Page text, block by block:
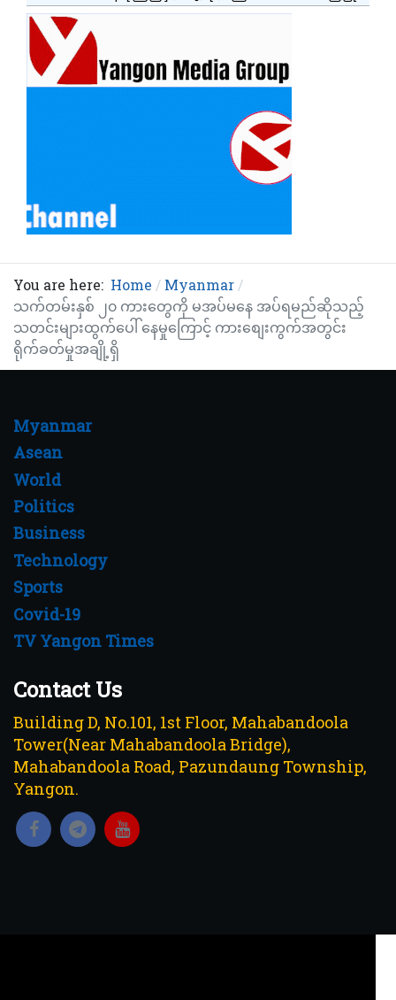
You are here: Home
Myanmar
သက်တမ်းနှစ် ၂၀ ကားတွေကို မအပ်မနေ အပ်ရမည်ဆိုသည့်
သတင်းများထွက်ပေါ် နေမှုကြောင့် ကားစျေးကွက်အတွင်း
ရိုက်ခတ်မှုအချို့ရှိ
Myanmar
Asean
World
Politics
Business
Technology
Sports
Covid-19
TV Yangon Times
Contact Us
Building D, No.101, 1st Floor, Mahabandoola
Tower(Near Mahabandoola Bridge),
Mahabandoola Road, Pazundaung Township,
Yangon.